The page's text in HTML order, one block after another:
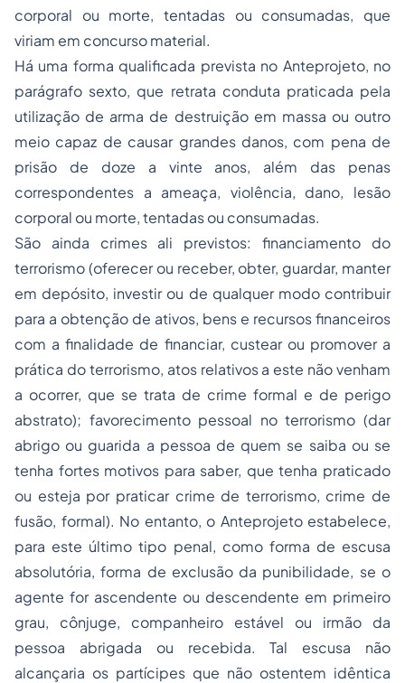
corporal ou morte, tentadas ou consumadas, que
viriam em concurso material.
Há uma forma qualificada prevista no Anteprojeto, no
parágrafo sexto, que retrata conduta praticada pela
utilização de arma de destruição em massa ou outro
meio capaz de causar grandes danos, com pena de
prisão de doze a vinte anos, além das penas
correspondentes a ameaça, violência, dano, lesão
corporal ou morte, tentadas ou consumadas.
São ainda crimes ali previstos: financiamento do
terrorismo (oferecer ou receber, obter, guardar, manter
em depósito, investir ou de qualquer modo contribuir
para a obtenção de ativos, bens e recursos financeiros
com a finalidade de financiar, custear ou promover a
prática do terrorismo, atos relativos a este não venham
a ocorrer, que se trata de crime formal e de perigo
abstrato); favorecimento pessoal no terrorismo (dar
abrigo ou guarida a pessoa de quem se saiba ou se
tenha fortes motivos para saber, que tenha praticado
ou esteja por praticar crime de terrorismo, crime de
fusão, formal). No entanto, o Anteprojeto estabelece,
para este último tipo penal, como forma de escusa
absolutória, forma de exclusão da punibilidade, se o
agente for ascendente ou descendente em primeiro
grau, cônjuge, companheiro estável ou irmão da
pessoa abrigada ou recebida. Tal escusa não
alcançaria os partícipes que não ostentem idêntica